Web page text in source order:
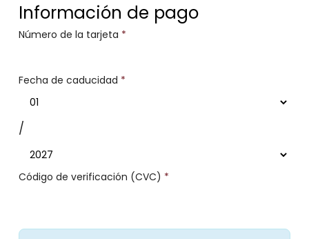
Información de pago
Número de la tarjeta *
Fecha de caducidad *
/
Código de verificación (CVC) *